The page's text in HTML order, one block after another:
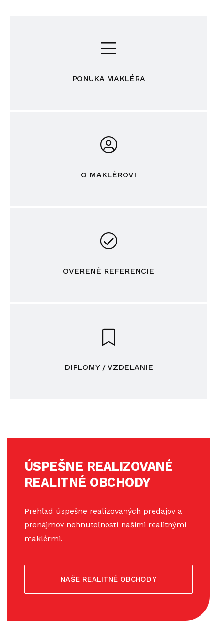
PONUKA MAKLÉRA
O MAKLÉROVI
OVERENÉ REFERENCIE
DIPLOMY / VZDELANIE
ÚSPEŠNE REALIZOVANÉ
REALITNÉ OBCHODY
Prehľad úspešne realizovaných predajov a
prenájmov nehnuteľností našimi realitnými
maklérmi.
NAŠE REALITNÉ OBCHODY